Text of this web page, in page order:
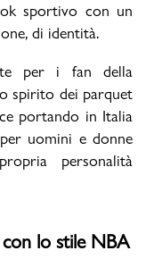
sportivo con un
di identità.
per i fan della
spirito dei parquet
portando in Italia
uomini e donne
personalità
lo stile NBA